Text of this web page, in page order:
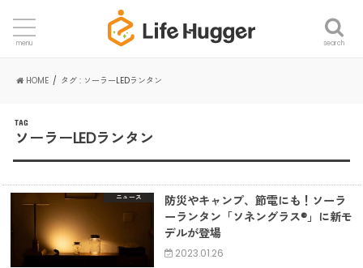
search
menu
HOME タグ : ソーラーLEDランタン
TAG
ソーラーLEDランタン
ニュース
防災やキャンプ、節電にも！ソーラ
ーランタン「ソネングラス®️」に新モ
デルが登場
2023.01.26